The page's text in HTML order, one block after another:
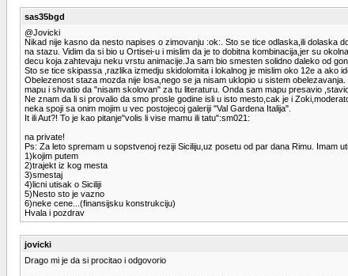
sas35bgd
@Jovicki
Nikad nije kasno da nesto napises o zimovanju :ok:. Sto se tice odlaska,ili dolaska
na stazu. Vidim da si bio u Ortisei-u i mislim da je to dobitna kombinacija,jer su
decu koja zahtevaju neku vrstu animacije.Ja sam bio smesten solidno daleko od
Sto se tice skipassa ,razlika izmedju skidolomita i lokalnog je mislim oko 12e a ako
Obelezenost staza mozda nije losa,nego se ja nisam uklopio u sistem
mapu i shvatio da "nisam skolovan" za tu literaturu. Onda sam mapu presavio
Ne znam da li si provalio da smo prosle godine isli u isto mesto,cak je i
neka spoji sa onim mojim u vec postojecoj galeriji "Val Gardena Italija".
It ili Aut?! To je kao pitanje"volis li vise mamu ili tatu":sm021:
na private!
Ps: Za leto spremam u sopstvenoj reziji Siciliju,uz posetu od par dana Rimu. Imam
1)kojim putem
2)trajekt iz kog mesta
3)smestaj
4)licni utisak o Siciliji
5)Nesto sto je vazno
6)neke cene...(finansijsku konstrukciju)
Hvala i pozdrav
jovicki
Drago mi je da si procitao i odgovorio